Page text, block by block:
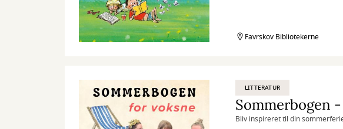
Favrskov Bibliotekerne
LITTERATUR
Sommerbogen
Bliv inspireret til din